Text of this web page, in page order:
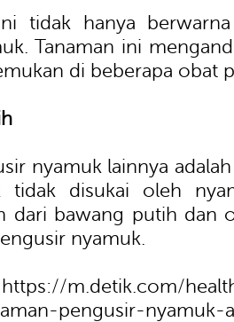
tidak hanya
Tanaman ini
di beberapa obat
nyamuk lainnya
tidak disukai oleh
dari bawang putih dan
nyamuk.
m.detik.com/
pengusir-